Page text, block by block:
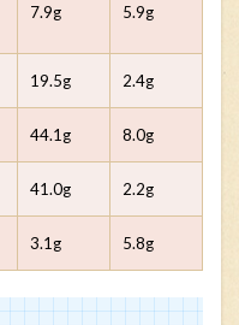
7.9g 5.9g
19.5g 2.4g
44.1g 8.0g
41.0g 2.2g
3.1g 5.8g